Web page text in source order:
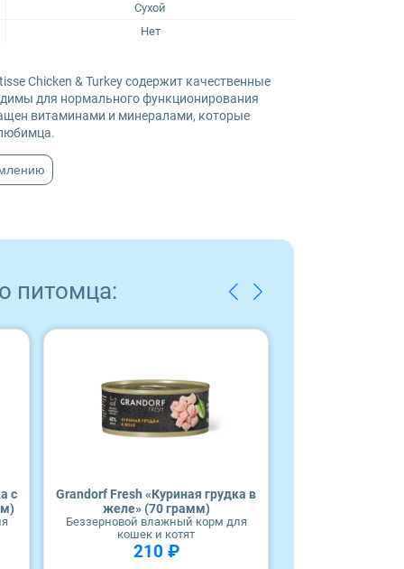
Сухой
Нет
Chicken & Turkey содержит качественные
для нормального функционирования
витаминами и минералами, которые
питомца:
с
Grandorf Fresh «Куриная грудка в
желе» (70 грамм)
Беззерновой влажный корм для
кошек и котят
210 ₽